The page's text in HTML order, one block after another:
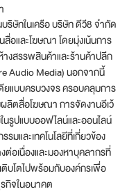
ริษัทในเครือ บริษัท ดีวี8 จำกัด
อและโฆษณา โดยมุ่งเน้นการ
างสรรพสินค้าและร้านค้าปลีก
Audio Media) นอกจากนี้
ยแบบครบวงจร ครอบคลุมการ
ลิตสื่อโฆษณา การจัดงานอีเว้
รูปแบบออฟไลน์และออนไลน์
และเทคโนโลยีที่เกี่ยวข้อง
ต่อเนื่องและมองหาบุคลากรที่
บโตไปพร้อมกับองค์กรเพื่อ
กิจในอนาคต